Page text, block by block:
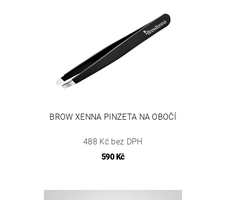
BROW XENNA PINZETA NA OBOČÍ
488 Kč bez DPH
590 Kč